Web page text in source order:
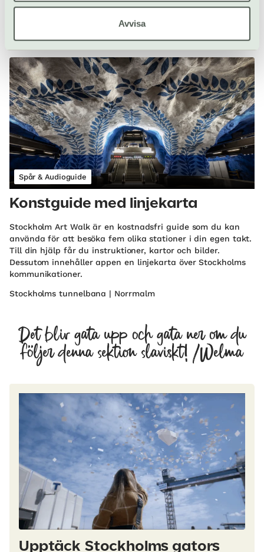
Avvisa
Ulriksdal med appen Kungliga promenader.
Spår & Audioguide
Konstguide med linjekarta
Stockholm Art Walk är en kostnadsfri guide som du kan
använda för att besöka fem olika stationer i din egen takt.
Till din hjälp får du instruktioner, kartor och bilder.
Dessutom innehåller appen en linjekarta över Stockholms
kommunikationer.
Stockholms tunnelbana | Norrmalm
Det blir gata upp och gata ner om du
följer denna sektion slaviskt! /Welma
Upptäck Stockholms gators